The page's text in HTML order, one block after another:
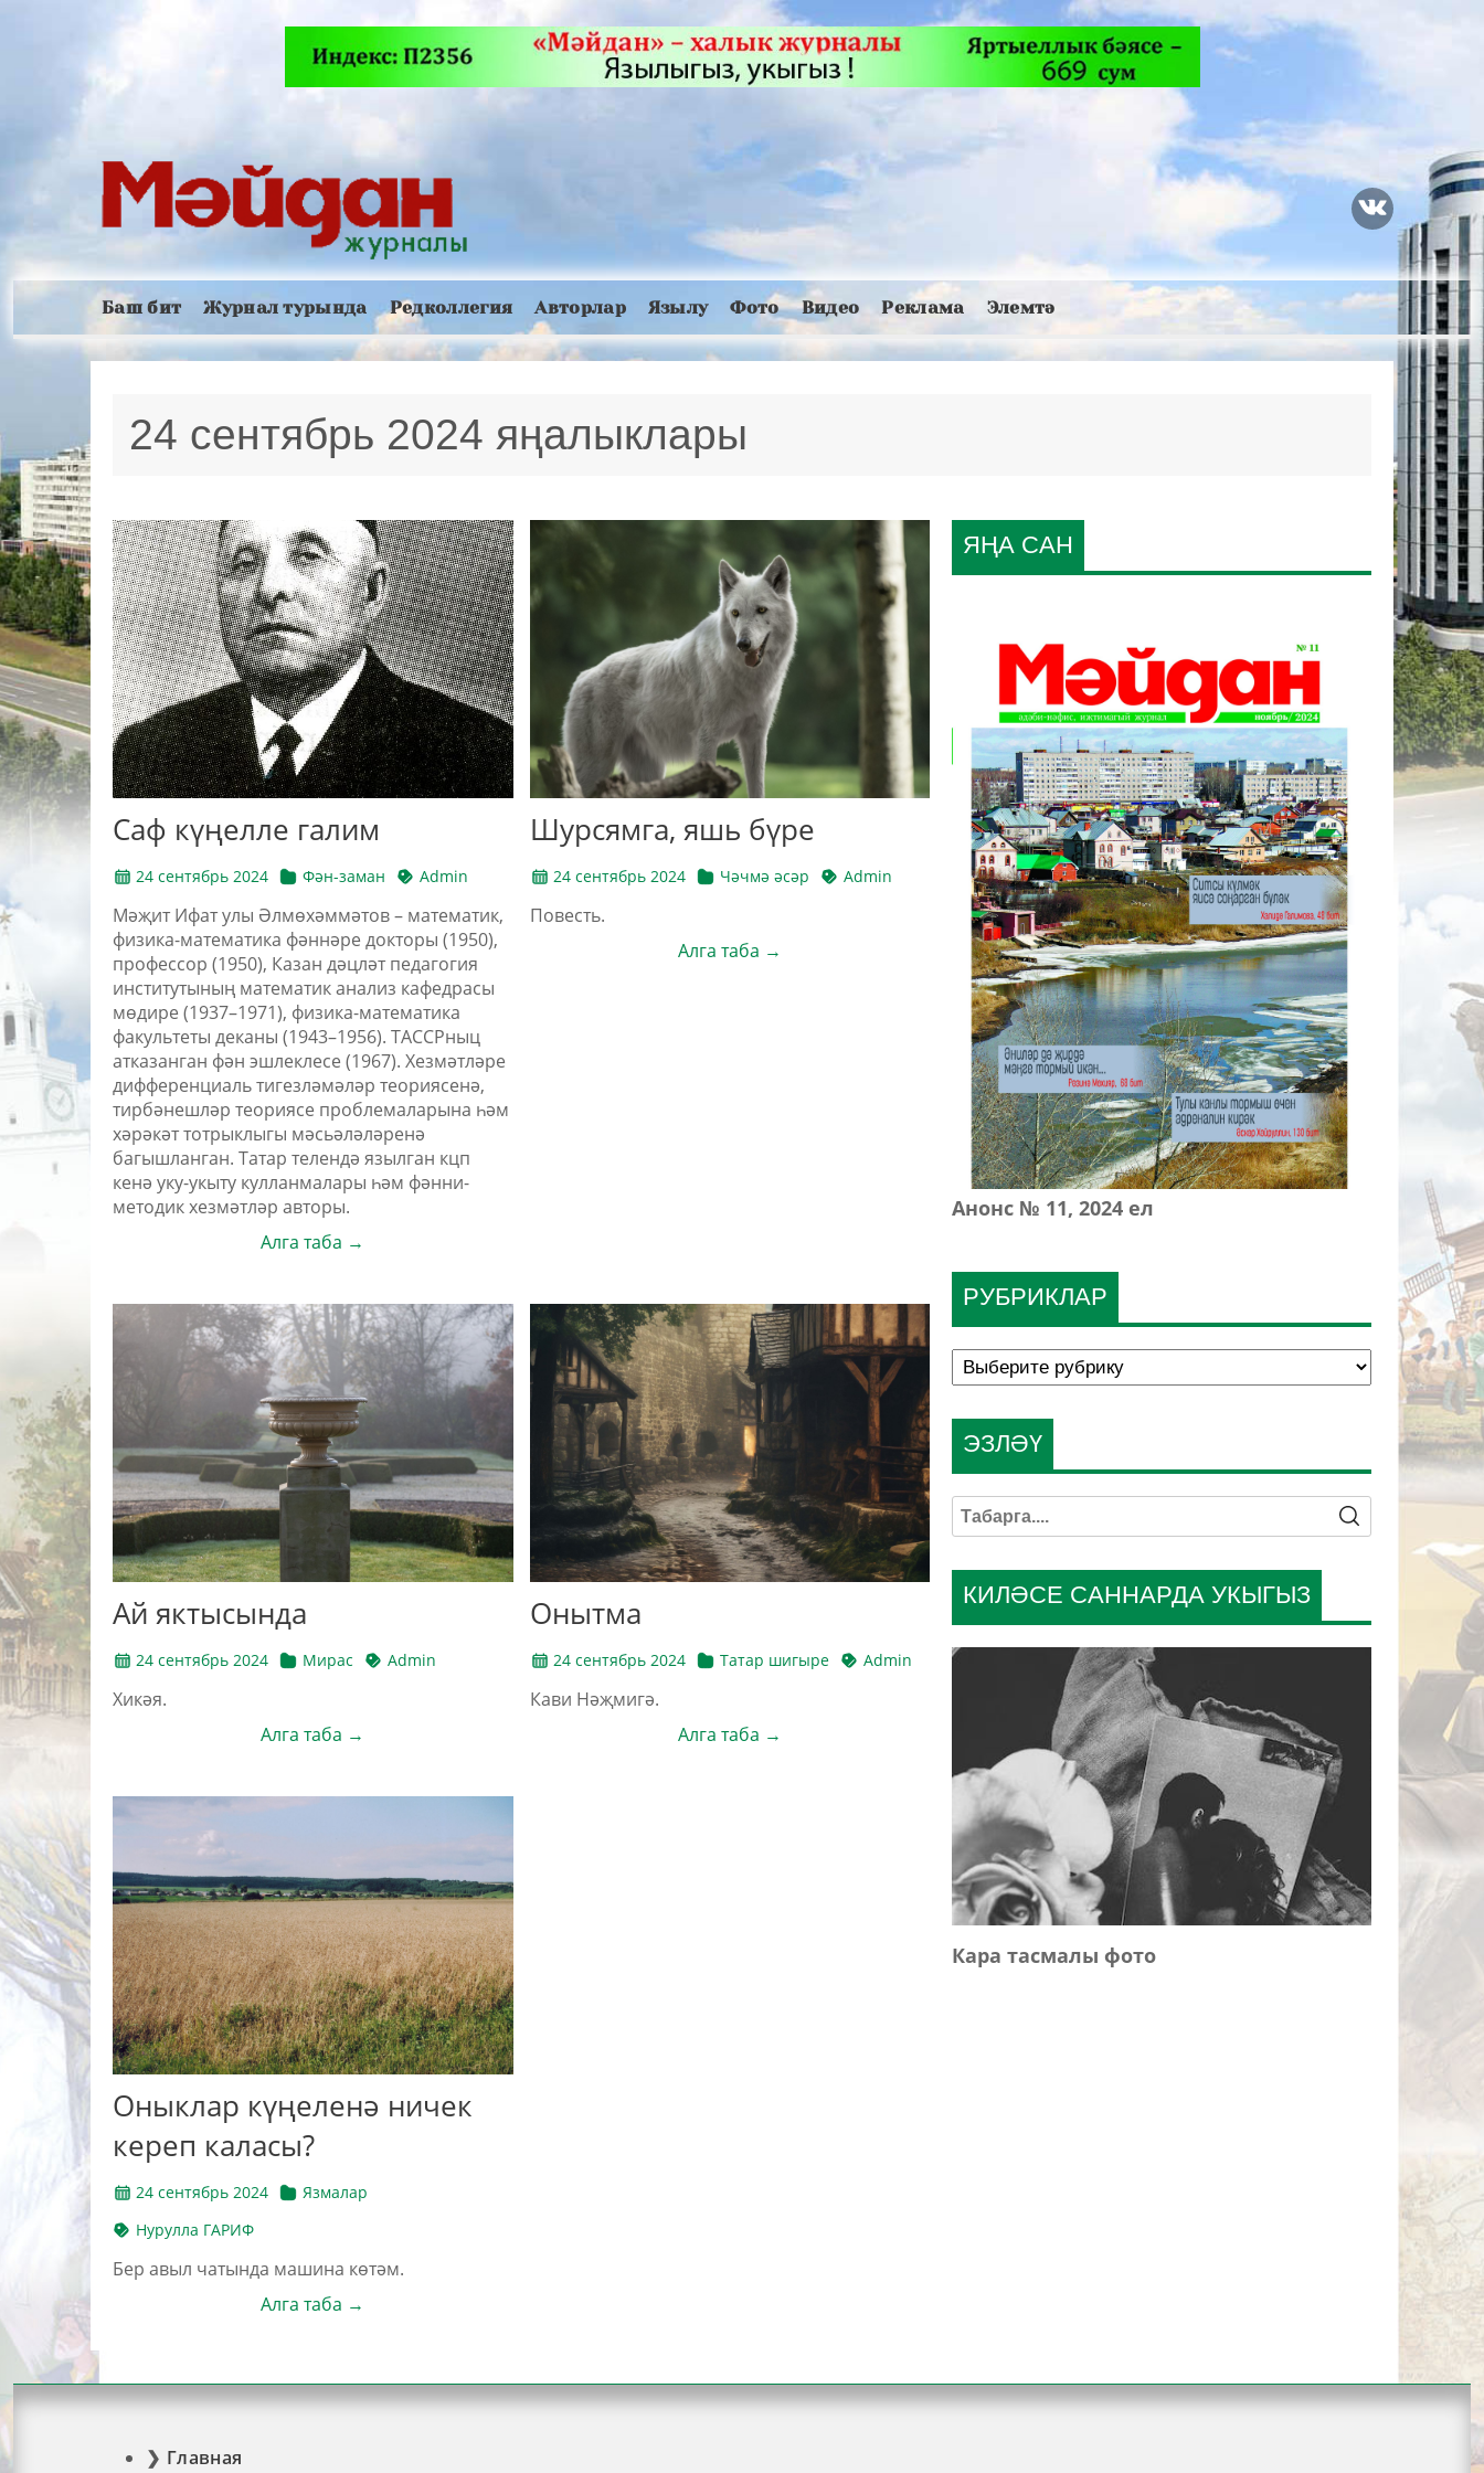
Баш бит Журнал турында Редколлегия Авторлар Язылу Фото Видео Реклама Элемтә
24 сентябрь 2024 яңалыклары
Саф күңелле галим
24 сентябрь 2024 Фән-заман Admin
Мәҗит Ифат улы Әлмөхәммәтов – математик,
физика-математика фәннәре докторы (1950),
профессор (1950), Казан дәцләт педагогия
институтының математик анализ кафедрасы
мөдире (1937–1971), физика-математика
факультеты деканы (1943–1956). ТАССРныц
атказанган фән эшлеклесе (1967). Хезмәтләре
дифференциаль тигезләмәләр теориясенә,
тирбәнешләр теориясе проблемаларына һәм
хәрәкәт тотрыклыгы мәсьәләләренә
багышланган. Татар телендә язылган кцп
кенә уку-укыту кулланмалары һәм фәнни-
методик хезмәтләр авторы.
Алга таба →
Шурсямга, яшь бүре
24 сентябрь 2024 Чәчмә әсәр Admin
Повесть.
Алга таба →
Ай яктысында
24 сентябрь 2024 Мирас Admin
Хикәя.
Алга таба →
Онытма
24 сентябрь 2024 Татар шигыре Admin
Кави Нәҗмигә.
Алга таба →
Оныклар күңеленә ничек
кереп каласы?
24 сентябрь 2024
Язмалар
Нурулла ГАРИФ
Бер авыл чатында машина көтәм.
Алга таба →
РУБРИКЛАР
ЯҢА САН
Анонс № 11, 2024 ел
КИЛӘСЕ САННАРДА УКЫГЫЗ
Кара тасмалы фото
ЭЗЛӘҮ
Главная